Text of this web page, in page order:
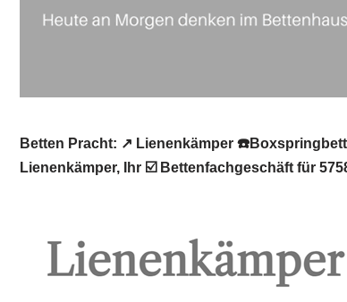
Betten Pracht: ↗️ Lienenkämper
Lienenkämper, Ihr ☑️ Bettenfachgeschäft für